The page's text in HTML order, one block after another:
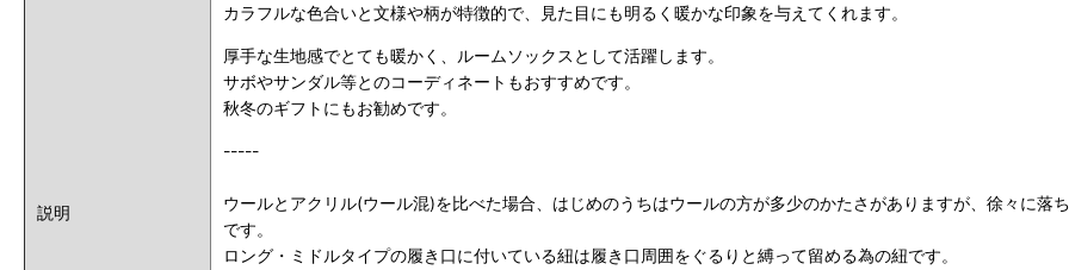
説明
カラフルな色合いと文様や柄が特徴的で、見た目にも明るく暖かな印象を与えてくれます。
厚手な生地感でとても暖かく、ルームソックスとして活躍します。
サボやサンダル等とのコーディネートもおすすめです。
秋冬のギフトにもお勧めです。
-----
ウールとアクリル(ウール混)を比べた場合、はじめのうちはウールの方が多少のかたさがありますが、徐々に
です。
ロング・ミドルタイプの履き口に付いている紐は履き口周囲をぐるりと縛って留める為の紐です。